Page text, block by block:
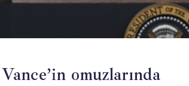
omuzlarında